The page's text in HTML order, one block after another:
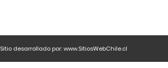
Sitio desarrollado por:www.SitiosWebChile.cl